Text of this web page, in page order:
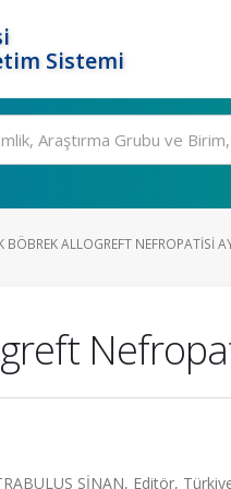
Sistemi
BÖBREK ALLOGREFT NEFROPATISI
SİNAN, Editör,